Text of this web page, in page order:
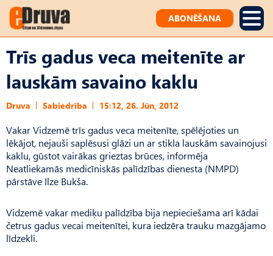
ABONĒŠANA
Trīs gadus veca meitenīte ar
lauskām savaino kaklu
Druva Sabiedrība 15:12, 26. Jūn, 2012
Vakar Vidzemē trīs gadus veca meitenīte, spēlējoties un
lēkājot, nejauši saplēsusi glāzi un ar stikla lauskām savainojusi
kaklu, gūstot vairākas grieztas brūces, informēja
Neatliekamās medicīniskās palīdzības dienesta (NMPD)
pārstāve Ilze Bukša.
Vidzemē vakar mediķu palīdzība bija nepieciešama arī kādai
četrus gadus vecai meitenītei, kura iedzēra trauku mazgājamo
līdzekli.